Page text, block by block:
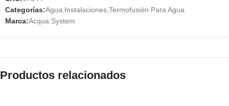
Categorías:Agua,Instalaciones,Termofusión Para Agua
Marca:Acqua System
Productos relacionados